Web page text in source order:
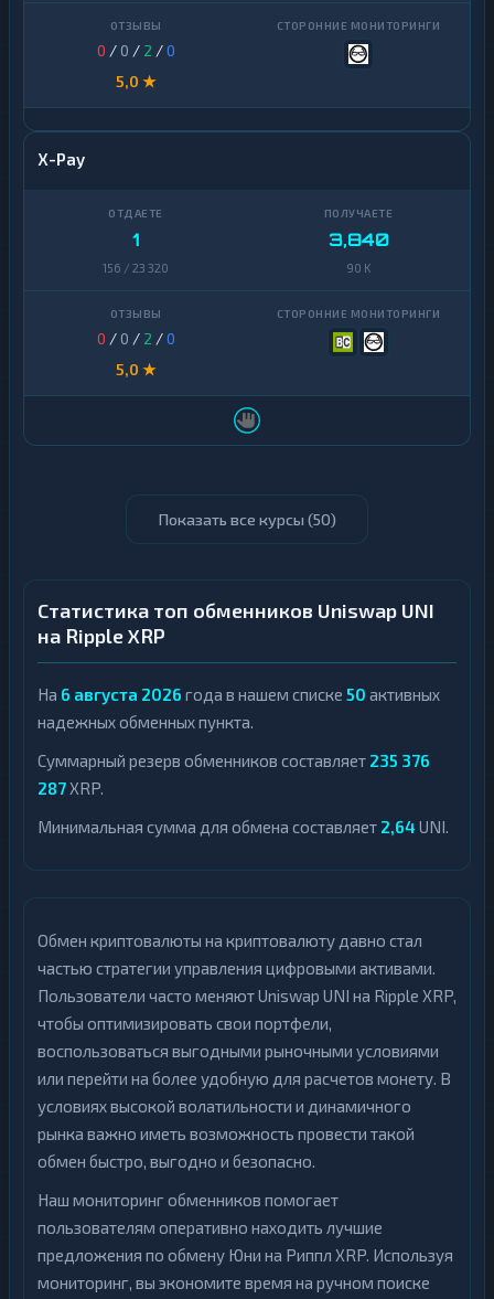
0 / 0 / 2 /0
5,0 ★
X-Pay
1
156 / 23 320
3,840
90 K
0 / 0 / 2 /0
5,0 ★
Показать все курсы (50)
Статистика топ обменников Uniswap UNI
на Ripple XRP
На 6 августа 2026 года в нашем списке 50 активных
надежных обменных пункта.
Суммарный резерв обменников составляет 235 376
287XRP.
Минимальная сумма для обмена составляет 2,64UNI.
Обмен криптовалюты на криптовалюту давно стал
частью стратегии управления цифровыми активами.
Пользователи часто меняют Uniswap UNI на Ripple XRP,
чтобы оптимизировать свои портфели,
воспользоваться выгодными рыночными условиями
или перейти на более удобную для расчетов монету. В
условиях высокой волатильности и динамичного
рынка важно иметь возможность провести такой
обмен быстро, выгодно и безопасно.
Наш мониторинг обменников помогает
пользователям оперативно находить лучшие
предложения по обмену Юни на Риппл XRP. Используя
мониторинг, вы экономите время на ручном поиске